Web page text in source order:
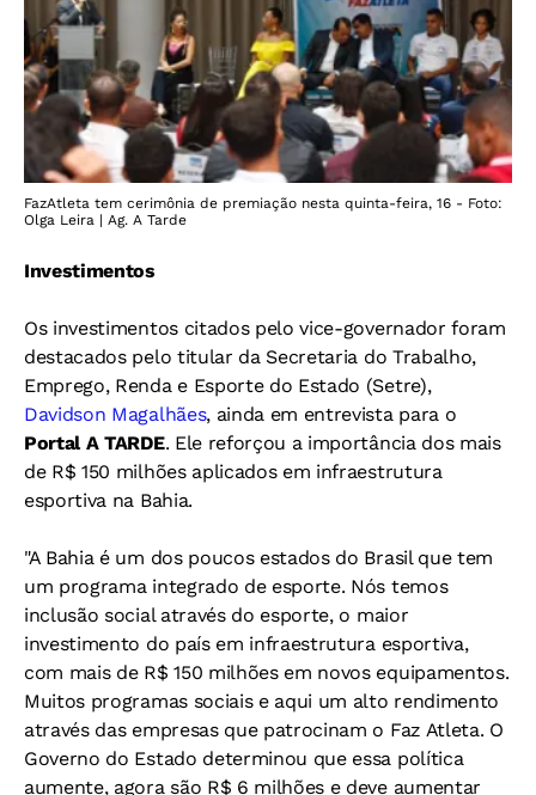
FazAtleta tem cerimônia de premiação nesta quinta-feira, 16 - Foto:
Olga Leira | Ag. A Tarde
Investimentos
Os investimentos citados pelo vice-governador foram
destacados pelo titular da Secretaria do Trabalho,
Emprego, Renda e Esporte do Estado (Setre),
Davidson Magalhães, ainda em entrevista para o
Portal A TARDE. Ele reforçou a importância dos mais
de R$ 150 milhões aplicados em infraestrutura
esportiva na Bahia.
"A Bahia é um dos poucos estados do Brasil que tem
um programa integrado de esporte. Nós temos
inclusão social através do esporte, o maior
investimento do país em infraestrutura esportiva,
com mais de R$ 150 milhões em novos equipamentos.
Muitos programas sociais e aqui um alto rendimento
através das empresas que patrocinam o Faz Atleta. O
Governo do Estado determinou que essa política
aumente, agora são R$ 6 milhões e deve aumentar